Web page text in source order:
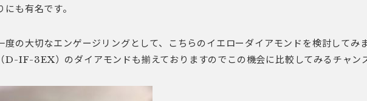
にも有名です。
度の大切なエンゲージリングとして、こちらのイエローダイアモンドを検討してみ
D-IF-3EX）のダイアモンドも揃えておりますのでこの機会に比較してみるチャン